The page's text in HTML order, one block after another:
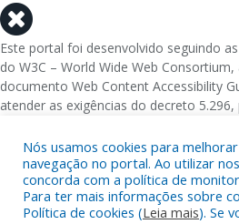
Nós usamos cookies para
navegação no portal. Ao utilizar
concorda com a política de
Para ter mais informações sobre
Política de cookies (Leia mais). Se
Este portal foi desenvolvido seguindo
do W3C – World Wide Web
documento Web Content Accessibility
atender as exigências do decreto
eletrônicos da administração pública
computadores para o uso das pessoas
garantindo-lhes o pleno acesso aos
Além de validações automáticas,